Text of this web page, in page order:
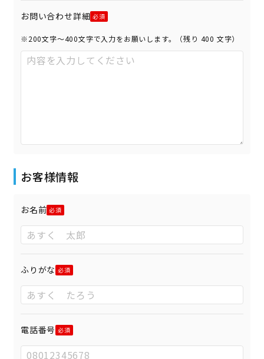
お問い合わせ詳細
※200文字〜400文字で入力をお願いします。（残り 400 文字）
お客様情報
お名前
ふりがな
電話番号